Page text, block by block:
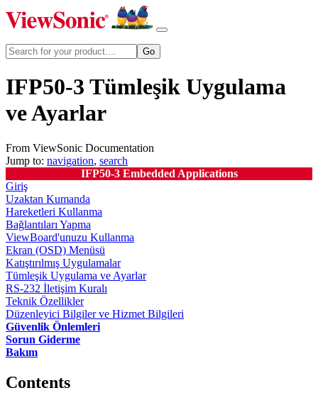
IFP50-3 Tümleşik Uygulama
ve Ayarlar
From ViewSonic Documentation
Jump to: navigation, search
IFP50-3 Embedded Applications
Giriş
Uzaktan Kumanda
Hareketleri Kullanma
Bağlantıları Yapma
ViewBoard'unuzu Kullanma
Ekran (OSD) Menüsü
Katıştırılmış Uygulamalar
Tümleşik Uygulama ve Ayarlar
RS-232 İletişim Kuralı
Teknik Özellikler
Düzenleyici Bilgiler ve Hizmet Bilgileri
Güvenlik Önlemleri
Sorun Giderme
Bakım
Contents